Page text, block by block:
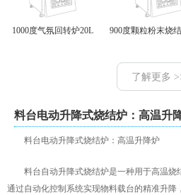
1000度气氛回转炉20L 900度颗粒粉末烧
了解更多
料台电动升降式烧结炉：高温升
料台电动升降式烧结炉：高温升降炉
料台自动升降式烧结炉是一种用于高温烧
通过自动化控制系统实现物料载台的精准升